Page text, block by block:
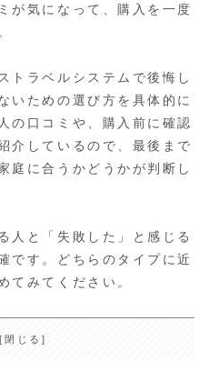
が気になって、購入を一度
トラベルシステムで後悔し
いための選び方を具体的に
の口コミや、購入前に確認
介しているので、最後まで
庭に合うかどうかが判断し
人と「失敗した」と感じる
です。どちらのタイプに近
てみてください。